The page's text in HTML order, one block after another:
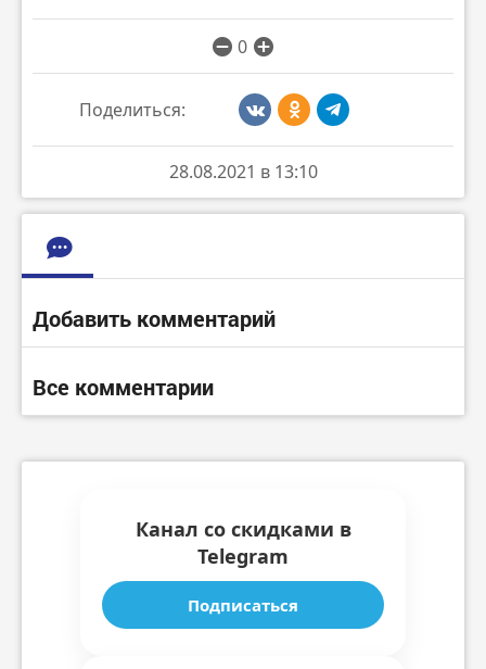
0
Поделиться:
28.08.2021 в 13:10
Добавить комментарий
Все комментарии
Канал со скидками в
Telegram
Подписаться